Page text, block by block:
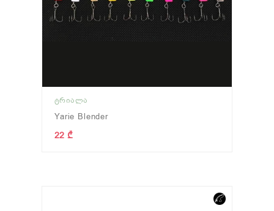
ᲢᲠᲘᲐᲚᲐ
Yarie Blender
22 ₾